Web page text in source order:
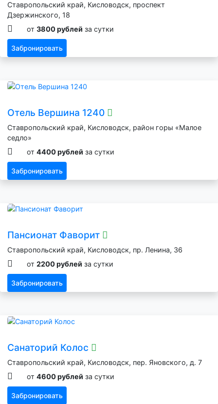
Ставропольский край, Кисловодск, проспект
Дзержинского, 18
от 3800 рублей за сутки
Забронировать
Отель Вершина 1240
Ставропольский край, Кисловодск, район горы «Малое
седло»
от 4400 рублей за сутки
Забронировать
Пансионат Фаворит
Ставропольский край, Кисловодск, пр. Ленина, 36
от 2200 рублей за сутки
Забронировать
Санаторий Колос
Ставропольский край, Кисловодск, пер. Яновского, д. 7
от 4600 рублей за сутки
Забронировать